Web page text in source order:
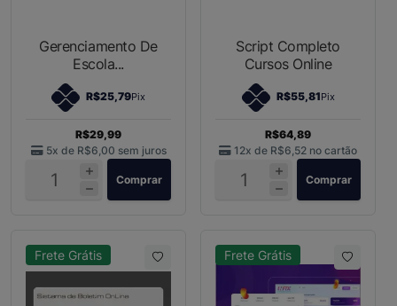
Gerenciamento De
Escola...
R$25,79Pix
R$29,99
5x de R$6,00 sem juros
Comprar
Script Completo
Cursos Online
R$55,81Pix
R$64,89
12x de R$6,52 no cartão
Comprar
Frete Grátis Frete Grátis